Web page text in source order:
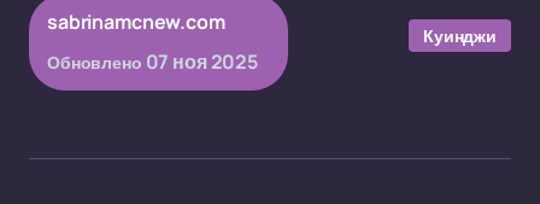
sabrinamcnew.com
Обновлено 07 ноя 2025
Куинджи